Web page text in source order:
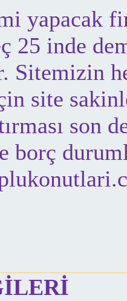
yapacak
25 inde
Sitemizin
site
son
borç